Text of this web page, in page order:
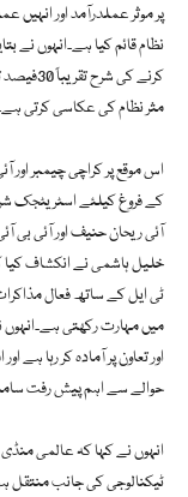
پر موثر عملدرآمد اور انہیں
نظام قائم کیا ہے۔انہوں نے
کرنے
مثر نظام کی عکاسی کرتی
اس موقع پر کراچی چیمبر
کے فروغ کیلئے اسٹریٹجک
آئی ریحان حنیف اور آئی بی
خلیل ہاشمی نے انکشاف
ٹی ایل کے ساتھ فعال
میں مہارت رکھتی
اور تعاون پر آمادہ کر رہا ہے
حوالے سے اہم پیش رفت
انہوں نے کہا کہ عالمی منڈی
ٹیکنالوجی کی جانب